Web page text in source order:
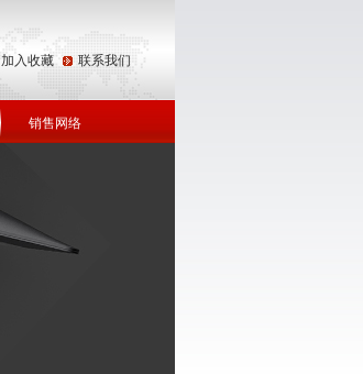
加入收藏 联系我们
销售网络